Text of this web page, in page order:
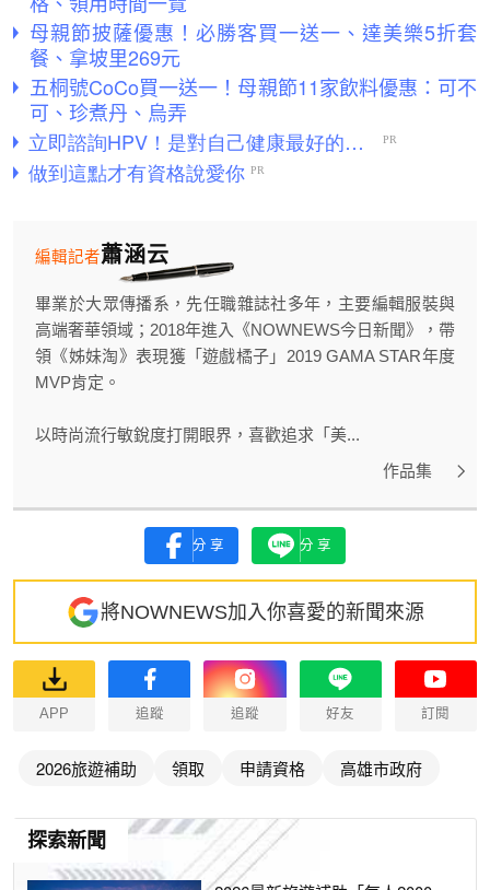
母親節披薩優惠！必勝客買一送一、達美樂5折套
餐、拿坡里269元
五桐號CoCo買一送一！母親節11家飲料優惠：可不
可、珍煮丹、烏弄
蕭涵云
編輯記者
畢業於大眾傳播系，先任職雜誌社多年，主要編輯服裝與
高端奢華領域；2018年進入《NOWNEWS今日新聞》，帶
領《姊妹淘》表現獲「遊戲橘子」2019 GAMA STAR年度
MVP肯定。
以時尚流行敏銳度打開眼界，喜歡追求「美...
作品集
分享 分享
將NOWNEWS加入你喜愛的新聞來源
APP 追蹤 追蹤 好友 訂閱
2026旅遊補助 領取 申請資格 高雄市政府
探索新聞